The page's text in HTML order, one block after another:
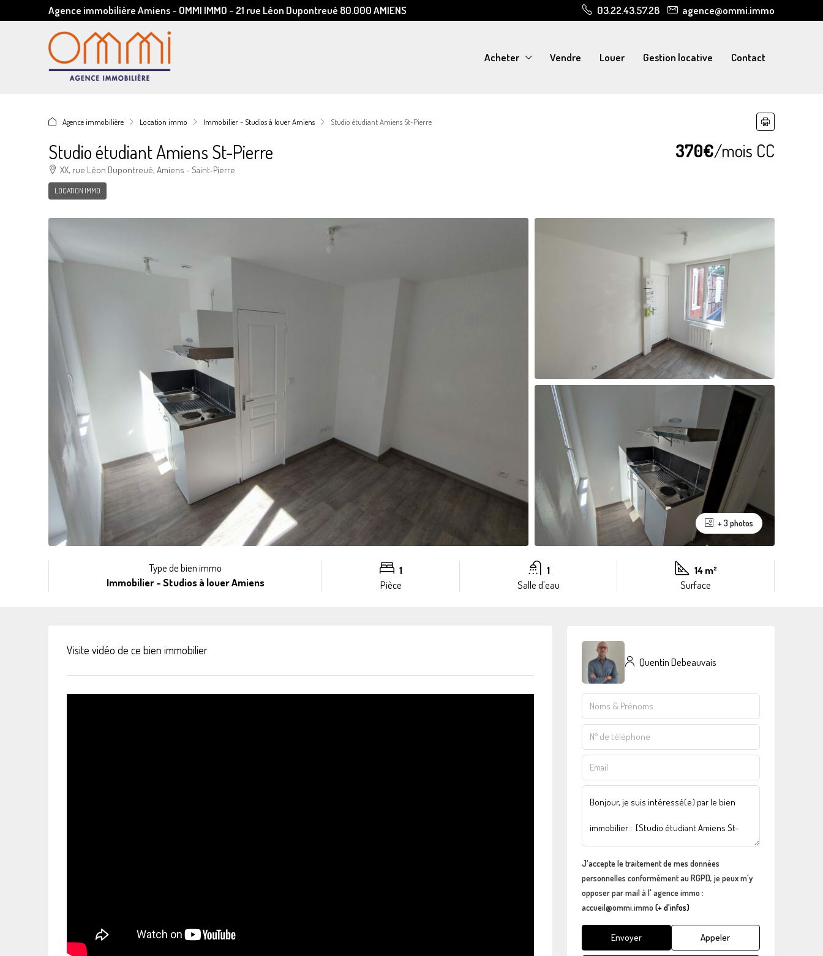
Agence immobilière Amiens - OMMI IMMO - 21 rue Léon Dupontreué 80.000 AMIENS 03.22.43.57.28 agence@ommi.immo
Acheter Vendre Louer Gestion locative Contact
Agence immobilière Location immo Immobilier - Studios à louer Amiens Studio étudiant Amiens St-Pierre
Studio étudiant Amiens St-Pierre
XX, rue Léon Dupontreué, Amiens - Saint-Pierre
LOCATION IMMO
370€/mois CC
+ 3 photos
Type de bien immo
Immobilier - Studios à louer Amiens
1
Pièce
1
Salle d'eau
14 m²
Surface
Visite vidéo de ce bien immobilier
Quentin Debeauvais
J'accepte le traitement de mes données
personnelles conformément au RGPD, je peux m'y
opposer par mail à l' agence immo :
accueil@ommi.immo(+ d'infos)
Envoyer Appeler